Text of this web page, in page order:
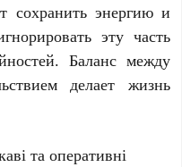
сохранить энергию и
эту часть
Баланс между
делает жизнь
та оперативні